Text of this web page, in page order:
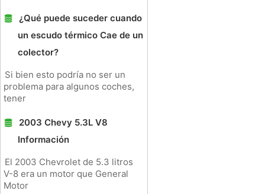
¿Qué puede suceder cuando
un escudo térmico Cae de un
colector?
Si bien esto podría no ser un
problema para algunos coches,
tener
2003 Chevy 5.3L V8
Información
El 2003 Chevrolet de 5.3 litros
V-8 era un motor que General
Motor